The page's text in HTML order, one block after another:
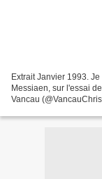
Extrait Janvier 1993.
Messiaen, sur l'essai
Vancau